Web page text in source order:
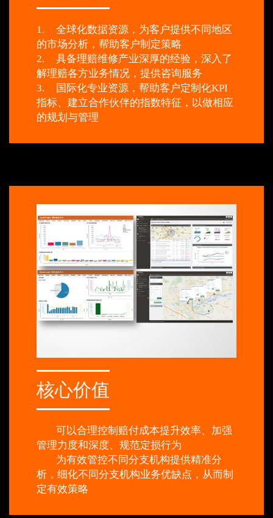
1.
全球化数据资源，为客户提供不同地区
的市场分析，帮助客户制定策略
2.
具备理赔维修产业深厚的经验，深入了
解理赔各方业务情况，提供咨询服务
3.
国际化专业资源，帮助客户定制化KPI
指标、建立合作伙伴的指数特征，以做相应
的规划与管理
核心价值
可以合理控制赔付成本提升效率、加强
管理力度和深度、规范定损行为
为有效管控不同分支机构提供精准分
析，细化不同分支机构业务优缺点，从而制
定有效策略